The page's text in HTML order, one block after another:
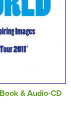
& Audio-CD